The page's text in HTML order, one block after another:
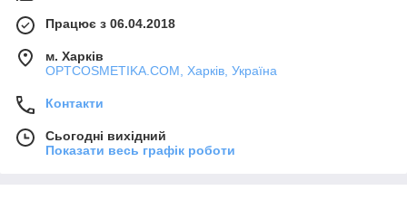
Працює з 06.04.2018
м. Харків
OPTCOSMETIKA.COM, Харків, Україна
Контакти
Сьогодні вихідний
Показати весь графік роботи